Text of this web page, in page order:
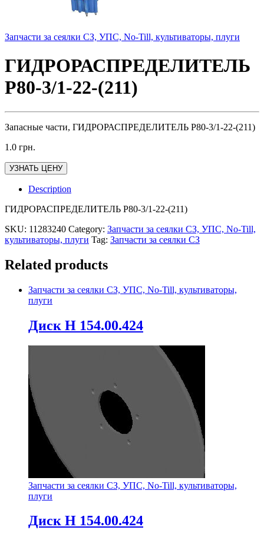
Запчасти за сеялки СЗ, УПС, No-Till, культиваторы, плуги
ГИДРОРАСПРЕДЕЛИТЕЛЬ
Р80-3/1-22-(211)
Запасные части, ГИДРОРАСПРЕДЕЛИТЕЛЬ Р80-3/1-22-(211)
1.0 грн.
УЗНАТЬ ЦЕНУ
Description
ГИДРОРАСПРЕДЕЛИТЕЛЬ Р80-3/1-22-(211)
SKU: 11283240 Category: Запчасти за сеялки СЗ, УПС, No-Till,
культиваторы, плуги Tag: Запчасти за сеялки СЗ
Related products
Запчасти за сеялки СЗ, УПС, No-Till, культиваторы,
плуги
Диск Н 154.00.424
Запчасти за сеялки СЗ, УПС, No-Till, культиваторы,
плуги
Диск Н 154.00.424